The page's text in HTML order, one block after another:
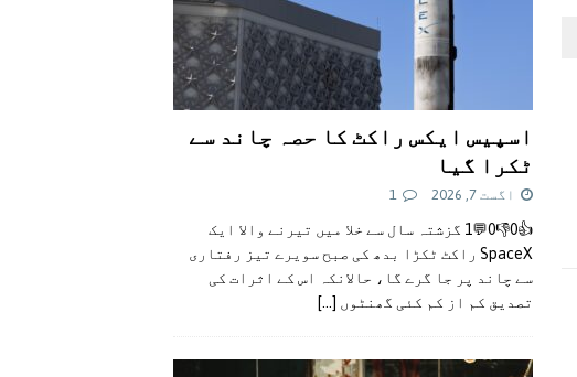
اسپیس ایکس راکٹ کا حصہ چاند سے
ٹکرا گیا
اگست 7, 2026 1
👍0👎0💬1 گزشتہ سال سے خلا میں تیرنے والا ایک
SpaceX راکٹ ٹکڑا بدھ کی صبح سویرے تیز رفتاری
سے چاند پر جا گرے گا، حالانکہ اس کے اثرات کی
تصدیق کم از کم کئی گھنٹوں [...]